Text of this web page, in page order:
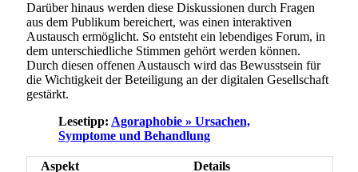
Darüber hinaus werden diese Diskussionen durch Fragen
aus dem Publikum bereichert, was einen interaktiven
Austausch ermöglicht. So entsteht ein lebendiges Forum, in
dem unterschiedliche Stimmen gehört werden können.
Durch diesen offenen Austausch wird das Bewusstsein für
die Wichtigkeit der Beteiligung an der digitalen Gesellschaft
gestärkt.
Lesetipp: Agoraphobie » Ursachen,
Symptome und Behandlung
Aspekt
Details